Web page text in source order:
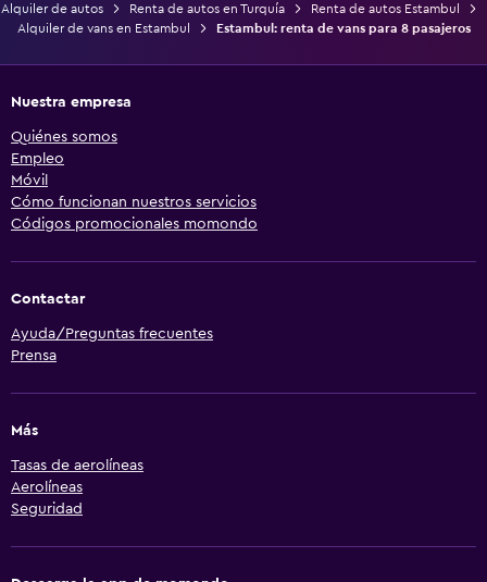
Alquiler de autos Renta de autos en Turquía
Renta de autos Estambul
Alquiler de vans en Estambul
Estambul: renta de vans para 8 pasajeros
Nuestra empresa
Quiénes somos
Empleo
Móvil
Cómo funcionan nuestros servicios
Códigos promocionales momondo
Contactar
Ayuda/Preguntas frecuentes
Prensa
Más
Tasas de aerolíneas
Aerolíneas
Seguridad